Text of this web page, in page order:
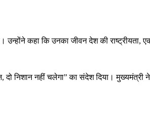
उन्होंने कहा कि उनका जीवन देश की
दो निशान नहीं चलेगा” का संदेश दिया।